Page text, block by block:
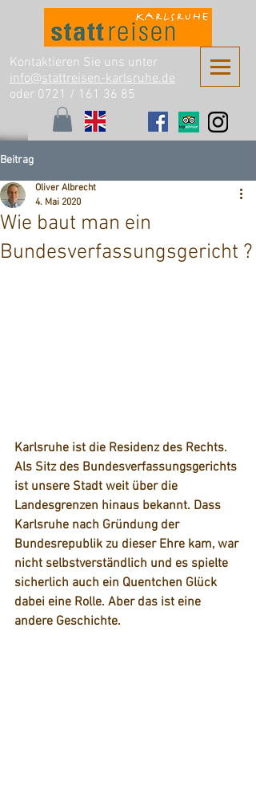
Kontaktieren Sie uns unter
info@stattreisen-karlsruhe.de
oder 0721 / 161 36 85
Beitrag
Wie baut man ein
Bundesverfassungsgericht ?
Oliver Albrecht
4. Mai 2020
Karlsruhe ist die Residenz des Rechts.
Als Sitz des Bundesverfassungsgerichts
ist unsere Stadt weit über die
Landesgrenzen hinaus bekannt. Dass
Karlsruhe nach Gründung der
Bundesrepublik zu dieser Ehre kam, war
nicht selbstverständlich und es spielte
sicherlich auch ein Quentchen Glück
dabei eine Rolle. Aber das ist eine
andere Geschichte.